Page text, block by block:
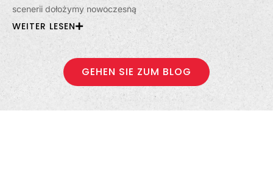
scenerii dołożymy nowoczesną
WEITER LESEN
GEHEN SIE ZUM BLOG